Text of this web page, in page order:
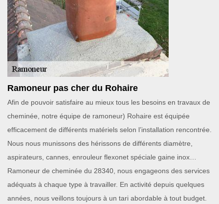
Ramoneur pas cher du Rohaire
Afin de pouvoir satisfaire au mieux tous les besoins en travaux de
cheminée, notre équipe de ramoneur) Rohaire est équipée
efficacement de différents matériels selon l’installation rencontrée.
Nous nous munissons des hérissons de différents diamètre,
aspirateurs, cannes, enrouleur flexonet spéciale gaine inox…
Ramoneur de cheminée du 28340, nous engageons des services
adéquats à chaque type à travailler. En activité depuis quelques
années, nous veillons toujours à un tari abordable à tout budget.